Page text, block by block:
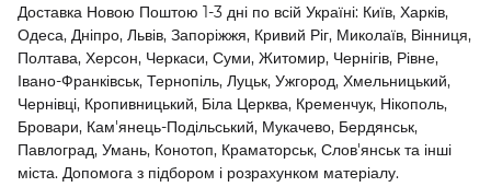
Доставка Новою Поштою 1-3 дні по всій Україні: Київ, Харків,
Одеса, Дніпро, Львів, Запоріжжя, Кривий Ріг, Миколаїв, Вінниця,
Полтава, Херсон, Черкаси, Суми, Житомир, Чернігів, Рівне,
Івано-Франківськ, Тернопіль, Луцьк, Ужгород, Хмельницький,
Чернівці, Кропивницький, Біла Церква, Кременчук, Нікополь,
Бровари, Кам'янець-Подільський, Мукачево, Бердянськ,
Павлоград, Умань, Конотоп, Краматорськ, Слов'янськ та інші
міста. Допомога з підбором і розрахунком матеріалу.